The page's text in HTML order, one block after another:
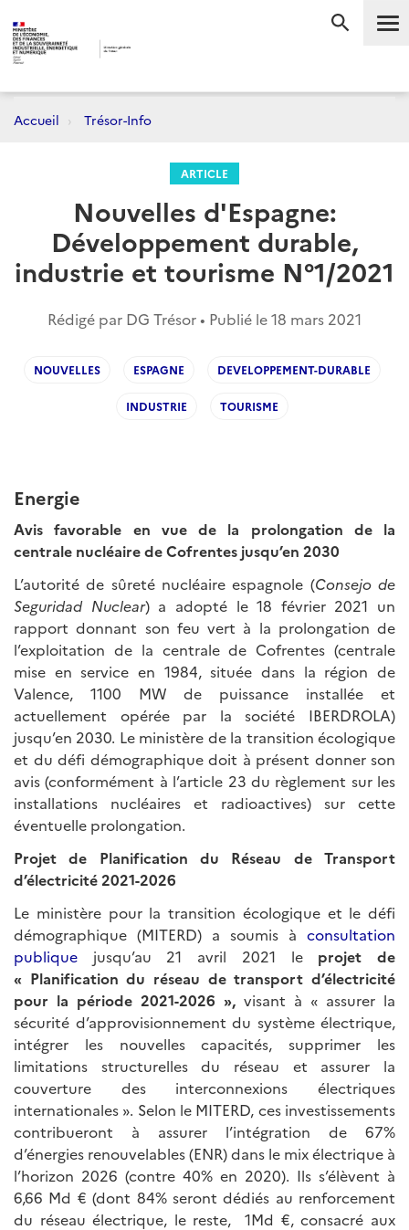
Accueil Trésor-Info
ARTICLE
Nouvelles d'Espagne:
Développement durable,
industrie et tourisme N°1/2021
Rédigé par DG Trésor • Publié le18 mars 2021
NOUVELLES ESPAGNE DEVELOPPEMENT-DURABLE
INDUSTRIE TOURISME
Energie
Avis favorable en vue de la prolongation de la
centrale nucléaire de Cofrentes jusqu’en 2030
L’autorité de sûreté nucléaire espagnole (Consejo de
Seguridad Nuclear) a adopté le 18 février 2021 un
rapport donnant son feu vert à la prolongation de
l’exploitation de la centrale de Cofrentes (centrale
mise en service en 1984, située dans la région de
Valence, 1100 MW de puissance installée et
actuellement opérée par la société IBERDROLA)
jusqu’en 2030. Le ministère de la transition écologique
et du défi démographique doit à présent donner son
avis (conformément à l’article 23 du règlement sur les
installations nucléaires et radioactives) sur cette
éventuelle prolongation.
Projet de Planification du Réseau de Transport
d’électricité 2021-2026
Le ministère pour la transition écologique et le défi
démographique (MITERD) a soumis à consultation
publique jusqu’au 21 avril 2021 le projet de
« Planification du réseau de transport d’électricité
pour la période 2021-2026 », visant à « assurer la
sécurité d’approvisionnement du système électrique,
intégrer les nouvelles capacités, supprimer les
limitations structurelles du réseau et assurer la
couverture des interconnexions électriques
internationales ». Selon le MITERD, ces investissements
contribueront à assurer l’intégration de 67%
d’énergies renouvelables (ENR) dans le mix électrique à
l’horizon 2026 (contre 40% en 2020). Ils s’élèvent à
6,66 Md € (dont 84% seront dédiés au renforcement
du réseau électrique, le reste, 1Md €, consacré aux